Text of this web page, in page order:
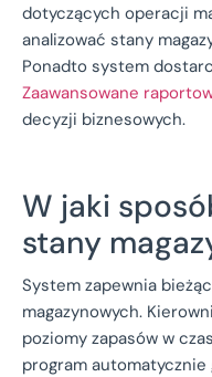
dotyczących operacji
analizować stany
Ponadto system
Zaawansowane
decyzji biznesowych.
W jaki
stany
System zapewnia
magazynowych.
poziomy zapasów w
program